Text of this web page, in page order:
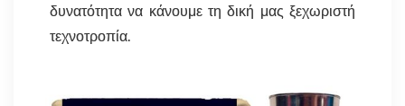
δυνατότητα να κάνουμε τη δική μας ξεχωριστή
τεχνοτροπία.